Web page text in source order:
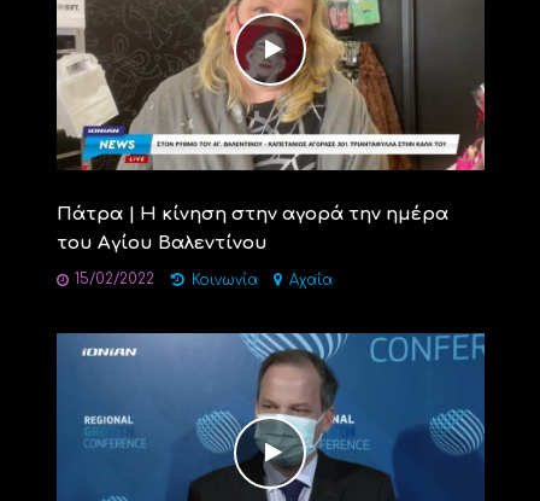
Πάτρα | Η κίνηση στην αγορά την ημέρα
του Αγίου Βαλεντίνου
15/02/2022 Κοινωνία Αχαΐα